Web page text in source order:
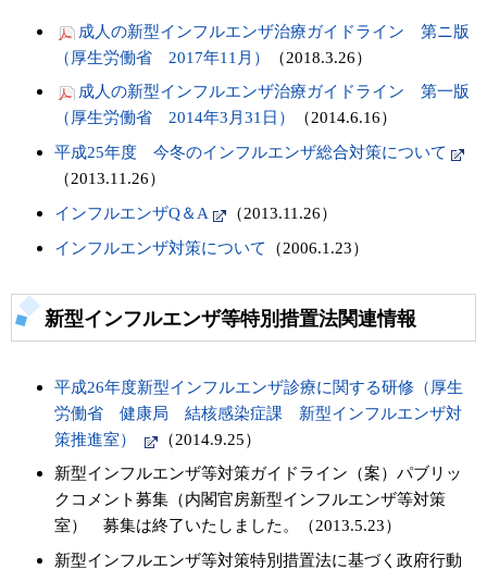
成人の新型インフルエンザ治療ガイドライン 第ニ版
（厚生労働省 2017年11月）
（2018.3.26）
成人の新型インフルエンザ治療ガイドライン 第一版
（厚生労働省 2014年3月31日）
（2014.6.16）
平成25年度 今冬のインフルエンザ総合対策について
（2013.11.26）
インフルエンザQ＆A
（2013.11.26）
インフルエンザ対策について
（2006.1.23）
新型インフルエンザ等特別措置法関連情報
平成26年度新型インフルエンザ診療に関する研修（厚生
労働省 健康局 結核感染症課 新型インフルエンザ対
策推進室）
（2014.9.25）
新型インフルエンザ等対策ガイドライン（案）パブリッ
クコメント募集（内閣官房新型インフルエンザ等対策
室） 募集は終了いたしました。（2013.5.23）
新型インフルエンザ等対策特別措置法に基づく政府行動